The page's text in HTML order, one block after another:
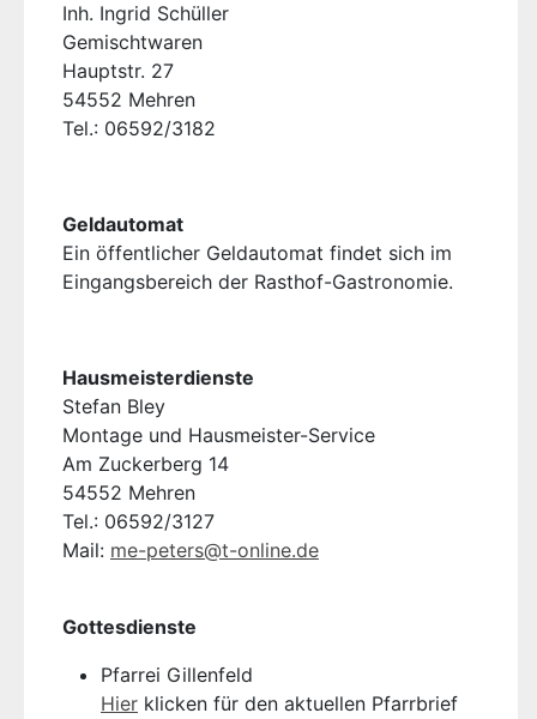
Inh. Ingrid Schüller
Gemischtwaren
Hauptstr. 27
54552 Mehren
Tel.: 06592/3182
Geldautomat
Ein öffentlicher Geldautomat findet sich im
Eingangsbereich der Rasthof-Gastronomie.
Hausmeisterdienste
Stefan Bley
Montage und Hausmeister-Service
Am Zuckerberg 14
54552 Mehren
Tel.: 06592/3127
Mail: me-peters@t-online.de
Gottesdienste
Pfarrei Gillenfeld
Hier klicken für den aktuellen Pfarrbrief